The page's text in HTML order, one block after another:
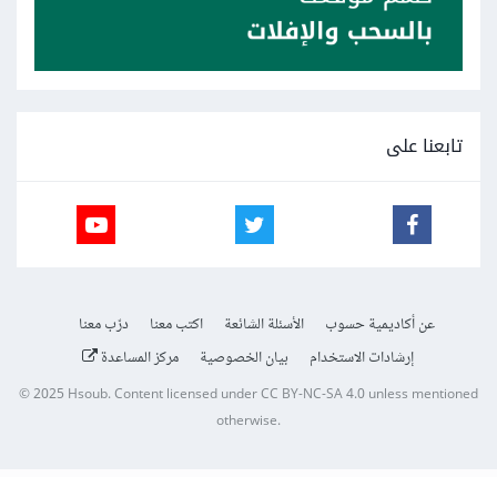
تابعنا على
عن أكاديمية حسوب الأسئلة الشائعة اكتب معنا
درّب معنا
إرشادات الاستخدام
بيان الخصوصية مركز المساعدة
© 2025Hsoub.Content licensed underCC BY-NC-SA 4.0unless mentioned
otherwise.